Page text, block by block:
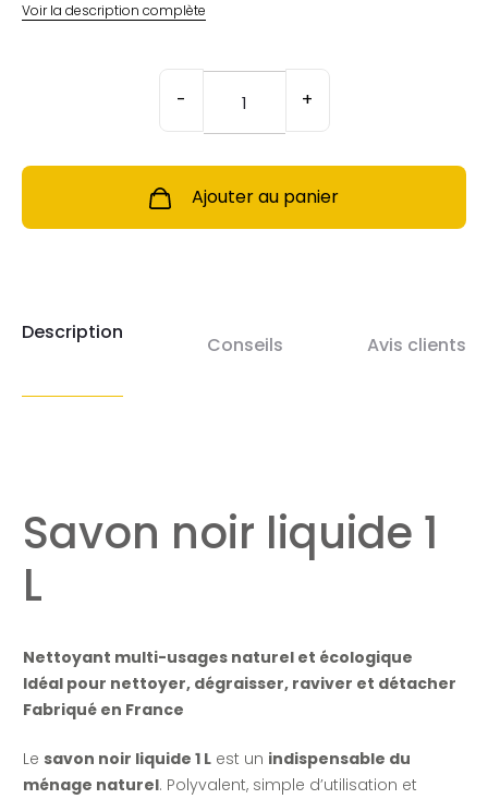
Voir la description complète
-
quantité
Savon
Liquide
+
Ajouter au panier
Description
Conseils Avis clients
Savon noir liquide 1
L
Nettoyant multi-usages naturel et écologique
Idéal pour nettoyer, dégraisser, raviver et détacher
Fabriqué en France
Le savon noir liquide 1 L est un indispensable du
ménage naturel. Polyvalent, simple d’utilisation et